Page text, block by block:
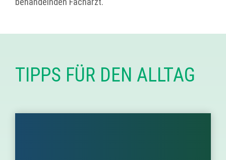
TIPPS FÜR DEN ALLTAG